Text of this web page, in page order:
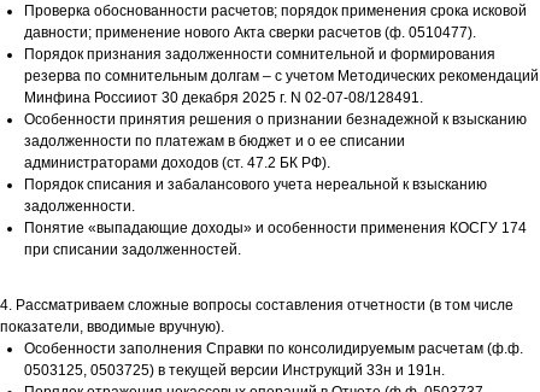
Проверка обоснованности расчетов; порядок применения срока исковой
давности; применение нового Акта сверки расчетов (ф. 0510477).
Порядок признания задолженности сомнительной и формирования
резерва по сомнительным долгам – с учетом Методических рекомендаций
Минфина Россииот 30 декабря 2025 г. N 02-07-08/128491.
Особенности принятия решения о признании безнадежной к взысканию
задолженности по платежам в бюджет и о ее списании
администраторами доходов (ст. 47.2 БК РФ).
Порядок списания и забалансового учета нереальной к взысканию
задолженности.
Понятие «выпадающие доходы» и особенности применения КОСГУ 174
при списании задолженностей.
4. Рассматриваем сложные вопросы составления отчетности (в том числе
показатели, вводимые вручную).
Особенности заполнения Справки по консолидируемым расчетам (ф.ф.
0503125, 0503725) в текущей версии Инструкций 33н и 191н.